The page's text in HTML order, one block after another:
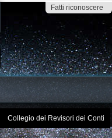
Fatti riconoscere
Collegio dei Revisori dei Conti